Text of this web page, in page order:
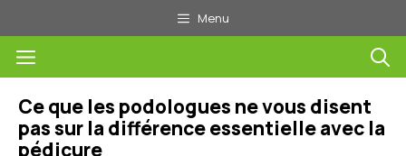
au
contenu
Menu
Menu
Ce que les podologues ne vous disent
pas sur la différence essentielle avec la
pédicure